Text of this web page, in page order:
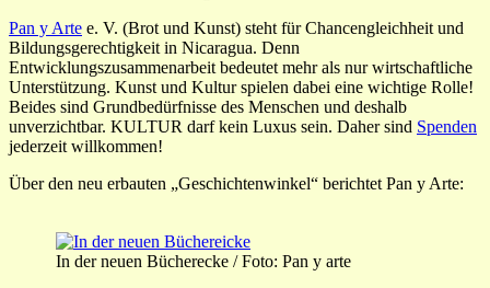
Pan y Arte e. V. (Brot und Kunst) steht für Chancengleichheit und
Bildungsgerechtigkeit in Nicaragua. Denn
Entwicklungszusammenarbeit bedeutet mehr als nur wirtschaftliche
Unterstützung. Kunst und Kultur spielen dabei eine wichtige Rolle!
Beides sind Grundbedürfnisse des Menschen und deshalb
unverzichtbar. KULTUR darf kein Luxus sein. Daher sind Spenden
jederzeit willkommen!
Über den neu erbauten „Geschichtenwinkel“ berichtet Pan y Arte:
In der neuen Bücherecke / Foto: Pan y arte